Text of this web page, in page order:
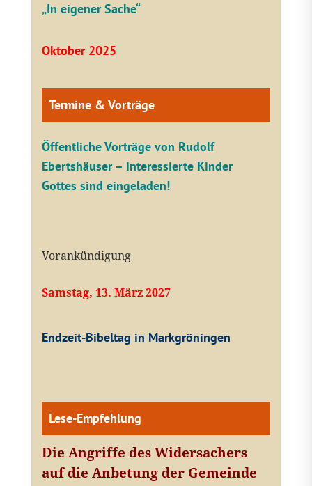
„In eigener Sache“
Oktober 2025
Termine & Vorträge
Öffentliche Vorträge von Rudolf
Ebertshäuser – interessierte Kinder
Gottes sind eingeladen!
Vorankündigung
Samstag, 13. März 2027
Endzeit-Bibeltag in Markgröningen
Lese-Empfehlung
Die Angriffe des Widersachers
auf die Anbetung der Gemeinde